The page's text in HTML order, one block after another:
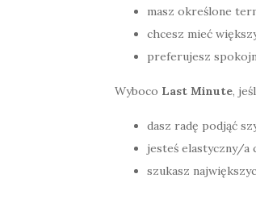
masz określone
chcesz mieć
preferujesz
Wyboco Last Minute,
dasz radę podjąć
jesteś elastyczny/a
szukasz